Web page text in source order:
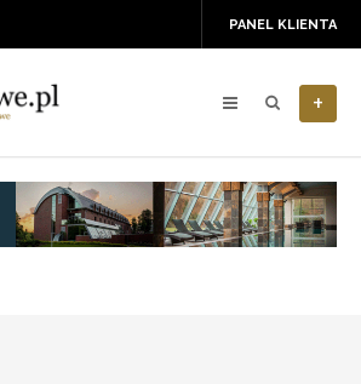
PANEL KLIENTA
+